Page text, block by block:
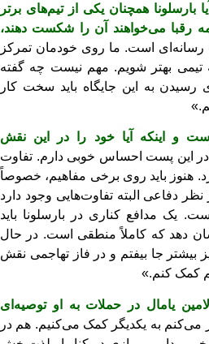
بارسلونا همچنان یکی از تیم‌های برتر
رقبا می‌خواهند آن را شکست دهند،
رسانه‌ای است. ما روی خودمان تمرکز
تیمی بهتر شویم. مهم نیست چه گفته
رسیدن به این جایگاه باید سخت کار
و اینکه آیا خود را در این نقش
این پست احساس خوبی دارم. تفاوت
هنوز باید روی برخی مفاهیم، خصوصاً
نظر دفاعی البته تفاوت‌هایی وجود دارد
یک مدافع کناری در بارسلونا باید
دهد که کاملاً منطقی است. در حال
بیشتر جا بیفتم و در فاز تهاجمی نقش
کمک کنم.»
یامال در حملات به او توصیه‌ای
می‌کنم به یکدیگر کمک می‌کنیم. هم در